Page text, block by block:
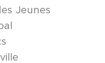
Jeunes